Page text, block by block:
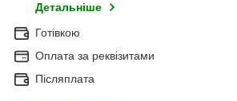
Детальніше
Готівкою
Оплата за реквізитами
Післяплата